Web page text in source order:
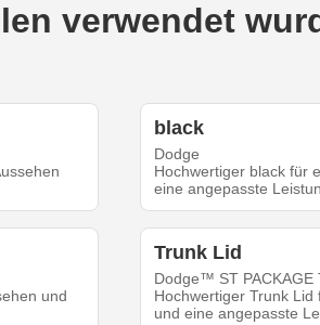
verwendet
black
Dodge
Hochwertiger black für
eine angepasste
und
Trunk Lid
Dodge™ ST PACKAGE
Hochwertiger Trunk Lid
und eine angepasste